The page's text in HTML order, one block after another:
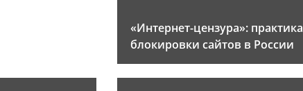
«Интернет-цензура»: практика
блокировки сайтов в России